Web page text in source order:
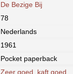
De Bezige Bij
78
Nederlands
1961
Pocket paperback
Zeer goed, kaft goed